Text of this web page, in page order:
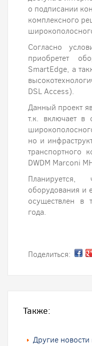
о подписании
комплексного
Согласно
приобретет
SmartEdge, а
DSL Access).
Данный проект
т.к. включает в
но и
транспортного
DWDM Marconi
оборудования и
осуществлен в
года.
Поделиться:
Также:
Другие